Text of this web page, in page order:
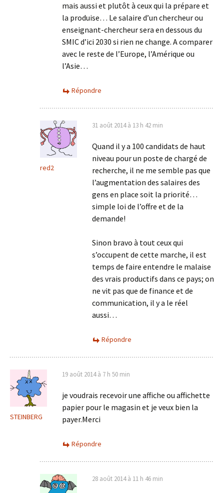
mais aussi et plutôt à ceux qui la prépare et
la produise… Le salaire d’un chercheur ou
enseignant-chercheur sera en dessous du
SMIC d’ici 2030 si rien ne change. A comparer
avec le reste de l’Europe, l’Amérique ou
l’Asie…
Répondre
red2
31 août 2014 à 13 h 42 min
Quand il y a 100 candidats de haut
niveau pour un poste de chargé de
recherche, il ne me semble pas que
l’augmentation des salaires des
gens en place soit la priorité…
simple loi de l’offre et de la
demande!
Sinon bravo à tout ceux qui
s’occupent de cette marche, il est
temps de faire entendre le malaise
des vrais productifs dans ce pays; on
ne vit pas que de finance et de
communication, il y a le réel
aussi…
Répondre
STEINBERG
19 août 2014 à 7 h 50 min
je voudrais recevoir une affiche ou affichette
papier pour le magasin et je veux bien la
payer.Merci
Répondre
28 août 2014 à 11 h 46 min